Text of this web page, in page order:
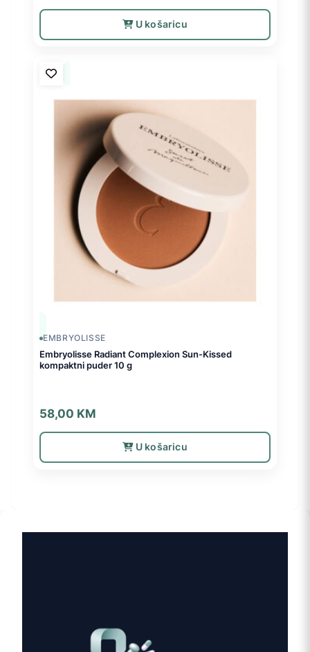
U košaricu
EMBRYOLISSE
Embryolisse Radiant Complexion Sun-Kissed
kompaktni puder 10 g
58,00 KM
U košaricu